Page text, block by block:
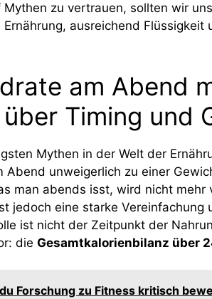
zu vertrauen, sollten wir
ausreichend
am Abend
Timing und
Mythen in der Welt der
Abend unweigerlich zu einer
man abends isst, wird nicht
jedoch eine starke
ist nicht der Zeitpunkt der
die Gesamtkalorienbilanz über
Forschung zu Fitness kritisch